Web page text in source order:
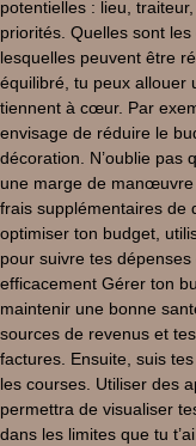
potentielles : lieu,
priorités. Quelles sont
lesquelles peuvent être
équilibré, tu peux allouer
tiennent à cœur. Par
envisage de réduire le
décoration. N’oublie pas
une marge de
frais supplémentaires de
optimiser ton budget,
pour suivre tes
efficacement Gérer ton
maintenir une bonne
sources de revenus et
factures. Ensuite, suis
les courses. Utiliser des
permettra de visualiser
dans les limites que tu